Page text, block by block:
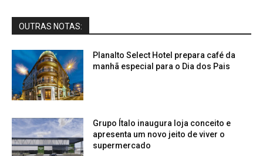
OUTRAS NOTAS:
Planalto Select Hotel prepara café da
manhã especial para o Dia dos Pais
Grupo Ítalo inaugura loja conceito e
apresenta um novo jeito de viver o
supermercado